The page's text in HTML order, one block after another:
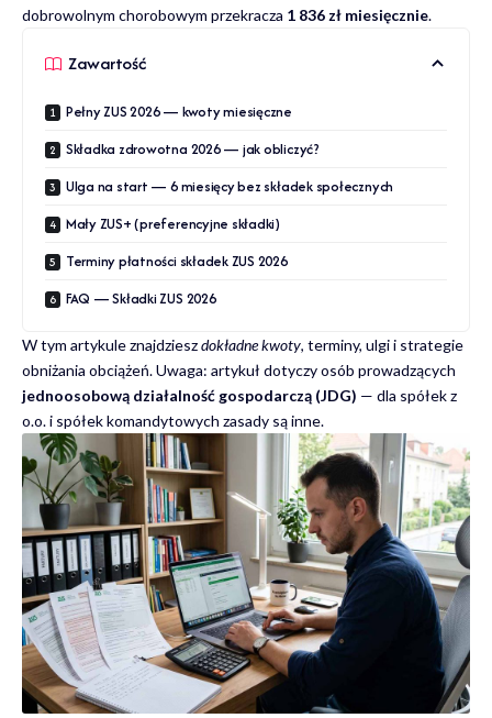
dobrowolnym chorobowym przekracza 1 836 zł miesięcznie.
Zawartość
Pełny ZUS 2026 — kwoty miesięczne
Składka zdrowotna 2026 — jak obliczyć?
Ulga na start — 6 miesięcy bez składek społecznych
Mały ZUS+ (preferencyjne składki)
Terminy płatności składek ZUS 2026
FAQ — Składki ZUS 2026
W tym artykule znajdzieszdokładne kwoty, terminy, ulgi i strategie
obniżania obciążeń. Uwaga: artykuł dotyczy osób prowadzących
jednoosobową działalność gospodarczą (JDG) — dla spółek z
o.o. i spółek komandytowych zasady są inne.